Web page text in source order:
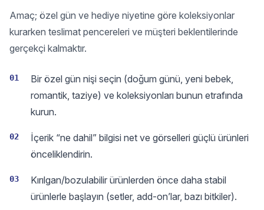
Amaç; özel gün ve hediye niyetine göre koleksiyonlar
kurarken teslimat pencereleri ve müşteri beklentilerinde
gerçekçi kalmaktır.
01
Bir özel gün nişi seçin (doğum günü, yeni bebek,
romantik, taziye) ve koleksiyonları bunun etrafında
kurun.
02
İçerik “ne dahil” bilgisi net ve görselleri güçlü ürünleri
önceliklendirin.
03
Kırılgan/bozulabilir ürünlerden önce daha stabil
ürünlerle başlayın (setler, add-on’lar, bazı bitkiler).